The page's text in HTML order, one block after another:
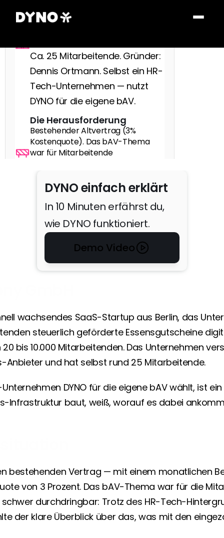
Mit DYNO habe ich als
Arbeitnehmer endlich
das Gefühl, das
Thema bAV leichter zu
wachsendes SaaS-Startup
aus Berlin für steuerlich
Ca. 25 Mitarbeitende. Gründer:
Dennis Ortmann. Selbst ein HR-
Tech-Unternehmen — nutzt
DYNO für die eigene bAV.
Die Herausforderung
Bestehender Altvertrag (3%
Kostenquote). Das bAV-Thema
war für Mitarbeitende
durchdringbar — trotz HR-Tech-
Hintergrund des Unternehmens.
Die Lösung
Wechsel zu DYNO. Clarissa
Napierski als interne Treiberin,
Dennis Ortmann (Founder) direkt
eingebunden — HR-Tech-Founder
vertraut DYNO mit der eigenen
Belegschaft.
wachsendes SaaS-Startup aus Berlin, das
steuerlich geförderte Essensgutscheine
bis 10.000 Mitarbeitenden. Das Unternehmen
Anbieter und hat selbst rund 25 Mitarbeitende.
DYNO für die eigene bAV wählt, ist
Infrastruktur baut, weiß, worauf es dabei
bestehenden Vertrag — mit einem monatlichen
von 3 Prozent. Das bAV-Thema war für die
durchdringbar: Trotz des HR-Tech-
der klare Überblick über das, was mit den
DYNO einfach erklärt
In 10 Minuten erfährst du,
wie DYNO funktioniert.
Demo Video